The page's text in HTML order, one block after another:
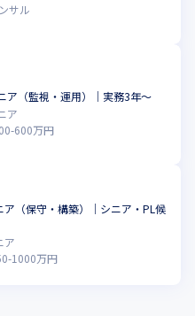
サル
ア（監視・運用）｜実務3年〜
ア
-600万円
ア（保守・構築）｜シニア・PL候
ア
-1000万円